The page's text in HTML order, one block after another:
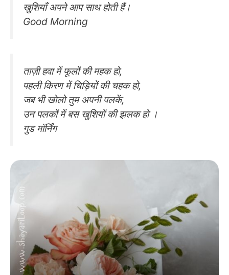
खुशियाँ अपने आप साथ होती हैं।
Good Morning
ताज़ी हवा में फूलों की महक हो,
पहली किरण में चिड़ियों की चहक हो,
जब भी खोलो तुम अपनी पलकें,
उन पलकों में बस खुशियों की झलक हो ।
गुड मॉर्निंग